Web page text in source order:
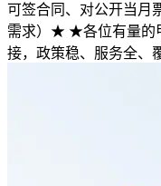
可签合同、对公开当月
需求）★ ★各位有量的
接，政策稳、服务全、